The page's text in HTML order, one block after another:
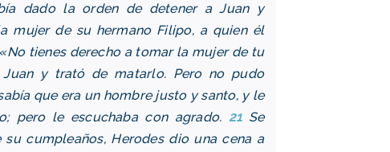
dado la orden de detener a Juan y
mujer de su hermano Filipo, a quien él
tienes derecho a tomar la mujer de tu
y trató de matarlo. Pero no pudo
que era un hombre justo y santo, y le
pero le escuchaba con agrado. 21Se
cumpleaños, Herodes dio una cena a